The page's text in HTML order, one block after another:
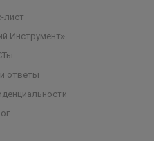
лист
Инструмент»
ответы